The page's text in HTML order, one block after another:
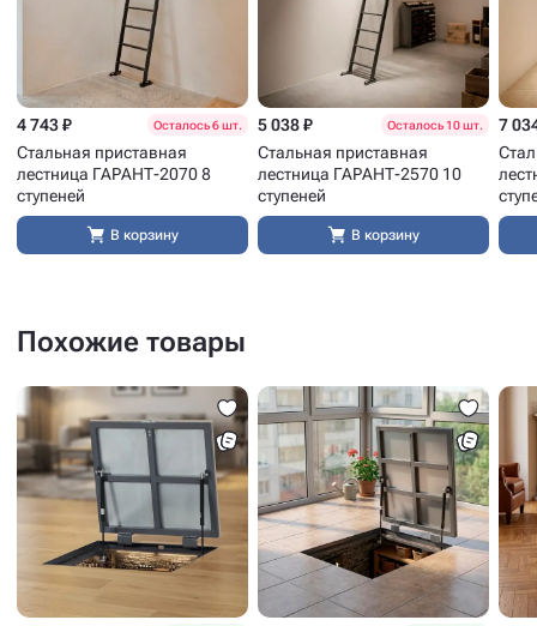
4 743 ₽ Осталось 6 шт.
Стальная приставная
лестница ГАРАНТ-2070 8
ступеней
В корзину
5 038 ₽ Осталось 10 шт.
Стальная приставная
лестница ГАРАНТ-2570 10
ступеней
В корзину
7
Похожие товары